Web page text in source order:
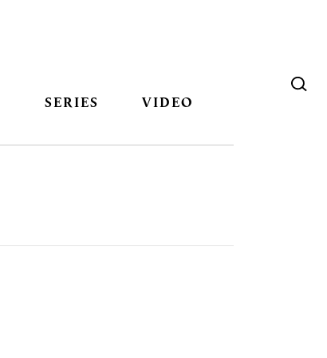
SERIES VIDEO